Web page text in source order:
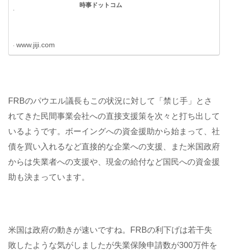
時事ドットコム
www.jiji.com
FRBのパウエル議長もこの状況に対して「禁じ手」とさ
れてきた民間事業会社への直接支援策を次々と打ち出して
いるようです。ボーイングへの資金援助から始まって、社
債を買い入れるなど直接的な企業への支援、また米国政府
からは失業者への支援や、現金の給付など国民への資金援
助も決まっています。
米国は政府の動きが速いですね。FRBの利下げは若干失
敗したような気がしましたが失業保険申請数が300万件を